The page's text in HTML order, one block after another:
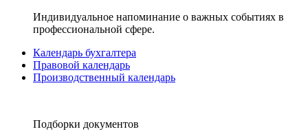
Индивидуальное напоминание о важных событиях в
профессиональной сфере.
Календарь бухгалтера
Правовой календарь
Производственный календарь
Подборки документов